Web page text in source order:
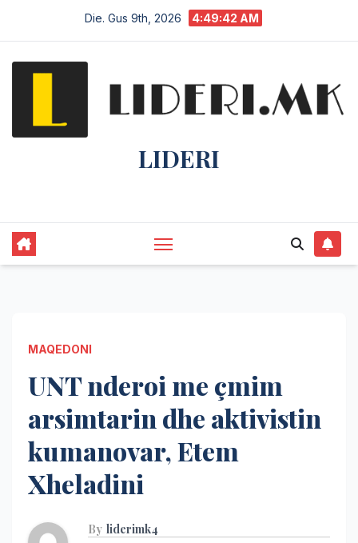
Die. Gus 9th, 2026 4:49:43 AM
LIDERI
MAQEDONI
UNT nderoi me çmim
arsimtarin dhe aktivistin
kumanovar, Etem
Xheladini
By liderimk4